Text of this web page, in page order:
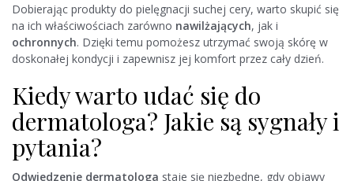
Dobierając produkty do pielęgnacji suchej cery, warto skupić się
na ich właściwościach zarówno nawilżających, jak i
ochronnych. Dzięki temu pomożesz utrzymać swoją skórę w
doskonałej kondycji i zapewnisz jej komfort przez cały dzień.
Kiedy warto udać się do
dermatologa? Jakie są sygnały i
pytania?
Odwiedzenie dermatologa staje się niezbędne, gdy objawy